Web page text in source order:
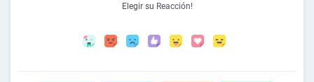
Elegir su Reacción!